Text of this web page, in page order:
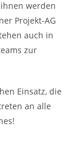
werden
Projekt-AG
auch in
zur
Einsatz, die
an alle